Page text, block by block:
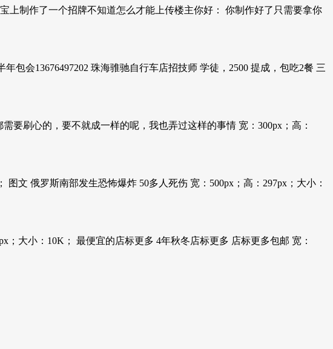
上制作了一个招牌不知道怎么才能上传楼主你好： 你制作好了只需要拿你
包会13676497202 珠海骓驰自行车店招技师 学徒，2500 提成，包吃2餐 三
要刷心的，要不就成一样的呢，我也弄过这样的事情 宽：300px；高：
文 俄罗斯南部发生恐怖爆炸 50多人死伤 宽：500px；高：297px；大小：
；大小：10K； 最便宜的店标更多 4年秋冬店标更多 店标更多包邮 宽：